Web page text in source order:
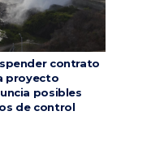
contrato
proyecto
posibles
de control